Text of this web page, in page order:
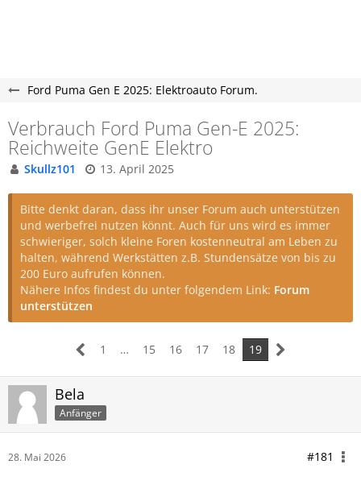
Ford Puma Gen E 2025: Elektroauto Forum.
Verbrauch Ford Puma Gen-E 2025:
Reichweite GenE Elektro
Skullz101 13. April 2025
Bitte denkt daran, dass ihr unser Forum auch unterstützen
und werbefrei nutzen könnt. Auch für uns wird es immer
schwieriger, solch kleine Foren kostenneutral am Leben zu
halten, während Werkstätten z.B. Stundensätze von bis zu
200 Euro aufrufen können.
Nähere Infos findest du unter folgendem Link: Forum
unterstützen
1 … 15 16 17 18 19
Bela
Anfänger
28. Mai 2026 #181